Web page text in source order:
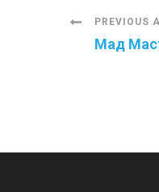
P
t
PREVIOUS
Мад